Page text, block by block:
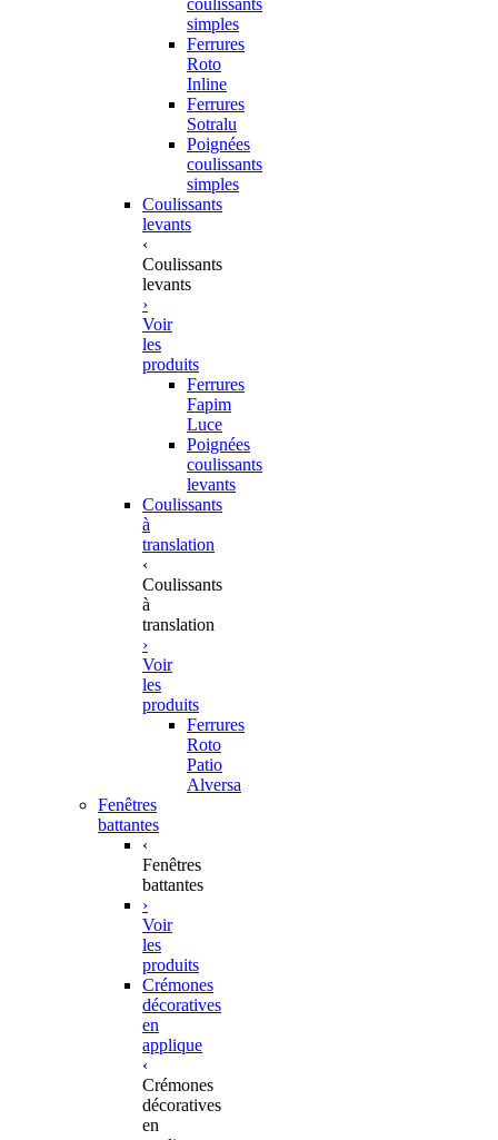
simples
Ferrures
Roto
Inline
Ferrures
Sotralu
Poignées
coulissants
simples
Coulissants
levants
‹
Coulissants
levants
›
Voir
les
produits
Ferrures
Fapim
Luce
Poignées
coulissants
levants
Coulissants
à
translation
‹
Coulissants
à
translation
›
Voir
les
produits
Ferrures
Roto
Patio
Alversa
Fenêtres
battantes
‹
Fenêtres
battantes
›
Voir
les
produits
Crémones
décoratives
en
applique
‹
Crémones
décoratives
en